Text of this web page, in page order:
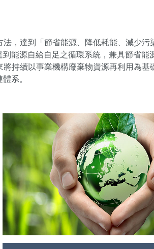
，達到「節省能源、降低耗能、減少污
能源自給自足之循環系統，兼具節省能
持續以事業機構廢棄物資源再利用為基
系。